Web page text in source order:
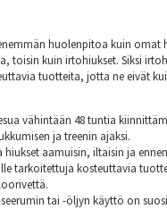
huolenpitoa kuin omat
toisin kuin irtohiukset. Siksi
tuotteita, jotta ne eivät
vähintään 48 tuntia
ja treenin ajaksi.
hiukset aamuisin, iltaisin ja
tarkoitettuja kosteuttavia
tai -öljyn käyttö on